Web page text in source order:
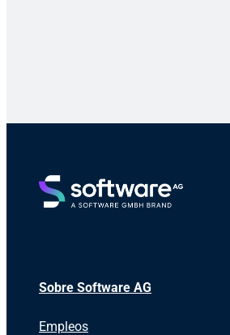
Sobre Software AG
Empleos